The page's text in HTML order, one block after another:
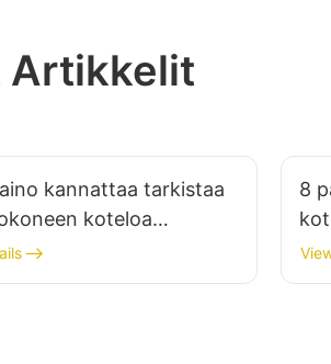
Artikkelit
kannattaa tarkistaa
koteloa
8